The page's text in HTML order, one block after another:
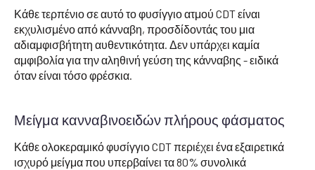
Κάθε τερπένιο σε αυτό το φυσίγγιο ατμού CDT είναι
εκχυλισμένο από κάνναβη, προσδίδοντάς του μια
αδιαμφισβήτητη αυθεντικότητα. Δεν υπάρχει καμία
αμφιβολία για την αληθινή γεύση της κάνναβης - ειδικά
όταν είναι τόσο φρέσκια.
Μείγμα κανναβινοειδών πλήρους φάσματος
Κάθε ολοκεραμικό φυσίγγιο CDT περιέχει ένα εξαιρετικά
ισχυρό μείγμα που υπερβαίνει τα 80% συνολικά